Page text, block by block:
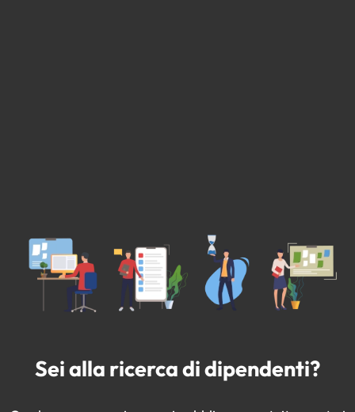
Sei alla ricerca di dipendenti?